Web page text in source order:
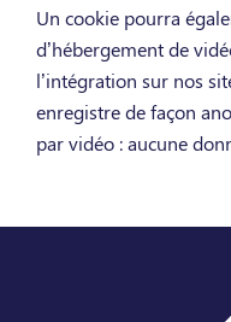
Un cookie pourra
d’hébergement de
l’intégration sur nos
enregistre de façon
par vidéo : aucune